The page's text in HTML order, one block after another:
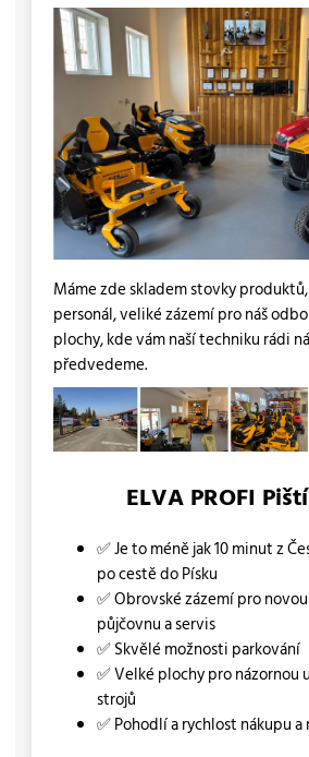
Máme zde skladem stovky
personál, veliké zázemí pro náš
plochy, kde vám naší techniku rádi
předvedeme.
ELVA PROFI
✅ Je to méně jak 10 minut z
po cestě do Písku
✅ Obrovské zázemí pro
půjčovnu a servis
✅ Skvělé možnosti parkování
✅ Velké plochy pro názornou
strojů
✅ Pohodlí a rychlost nákupu